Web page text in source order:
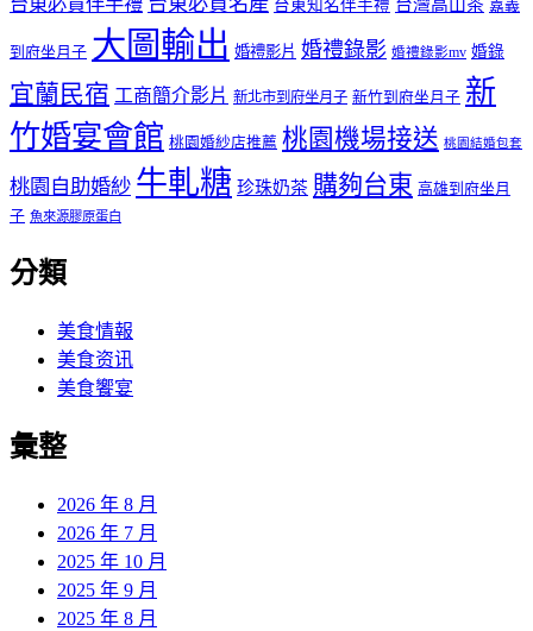
台東知名伴手禮 台灣高山茶 嘉義
到府坐月子 大圖輸出 婚禮影片 婚禮錄影 婚禮錄影mv 婚錄
宜蘭民宿 工商簡介影片 新北市到府坐月子 新竹到府坐月子 新
竹婚宴會館 桃園婚紗店推薦 桃園機場接送 桃園結婚包套
桃園自助婚紗 牛軋糖 珍珠奶茶 購夠台東 高雄到府坐月
子 魚來源膠原蛋白
分類
美食情報
美食资讯
美食饗宴
彙整
2026 年 8 月
2026 年 7 月
2025 年 10 月
2025 年 9 月
2025 年 8 月